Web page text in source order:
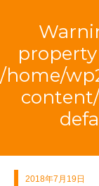
/home/
2018年7月19日